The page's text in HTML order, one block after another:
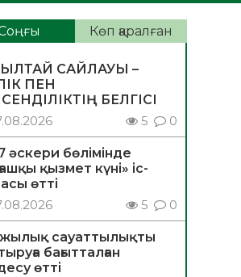
Көп қаралған
САЙЛАУЫ –
ПЕН
БЕЛГІСІ
5 0
әскери бөлімінде
қызмет күні» іс-
өтті
5 0
сауаттылықты
бағытталған
өтті